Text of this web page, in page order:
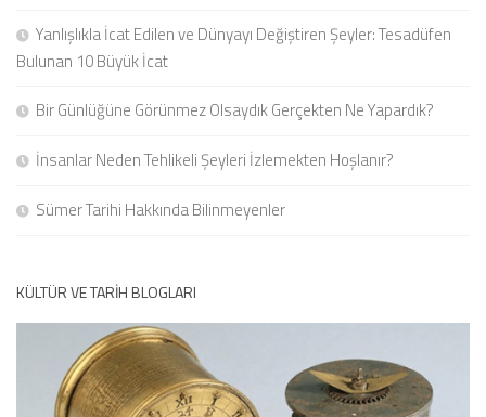
Yanlışlıkla İcat Edilen ve Dünyayı Değiştiren Şeyler: Tesadüfen
Bulunan 10 Büyük İcat
Bir Günlüğüne Görünmez Olsaydık Gerçekten Ne Yapardık?
İnsanlar Neden Tehlikeli Şeyleri İzlemekten Hoşlanır?
Sümer Tarihi Hakkında Bilinmeyenler
KÜLTÜR VE TARIH BLOGLARI